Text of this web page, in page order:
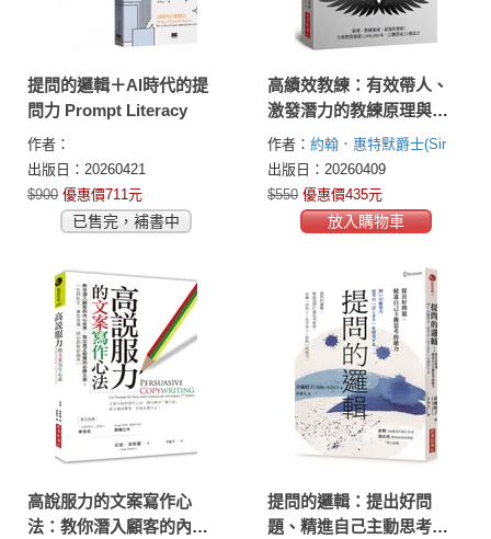
提問的邏輯＋AI時代的提
問力 Prompt Literacy
作者：
出版日：20260421
$900 優惠價711元
已售完，補書中
高績效教練：有效帶人、
激發潛力的教練原理與實
務（原文第六版，完全修
訂版）
作者： 約翰．惠特默爵士(Sir
John Whitmore)
出版日：20260409
$550 優惠價435元
放入購物車
高說服力的文案寫作心
法：教你潛入顧客的內心
提問的邏輯：提出好問
題、精進自己主動思考的